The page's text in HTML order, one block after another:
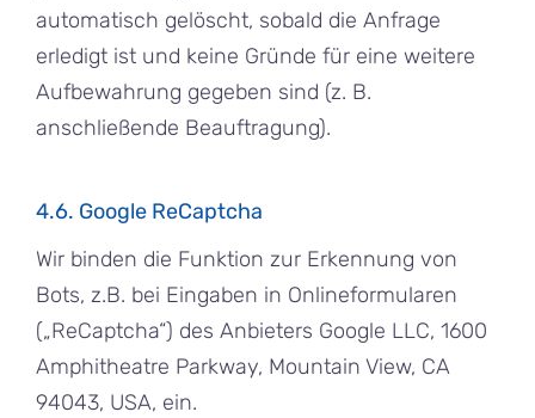
automatisch gelöscht, sobald die Anfrage
erledigt ist und keine Gründe für eine weitere
Aufbewahrung gegeben sind (z. B.
anschließende Beauftragung).
4.6. Google ReCaptcha
Wir binden die Funktion zur Erkennung von
Bots, z.B. bei Eingaben in Onlineformularen
(„ReCaptcha“) des Anbieters Google LLC, 1600
Amphitheatre Parkway, Mountain View, CA
94043, USA, ein.